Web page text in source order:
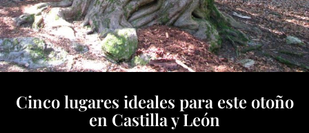
Cinco lugares ideales para este otoño
en Castilla y León